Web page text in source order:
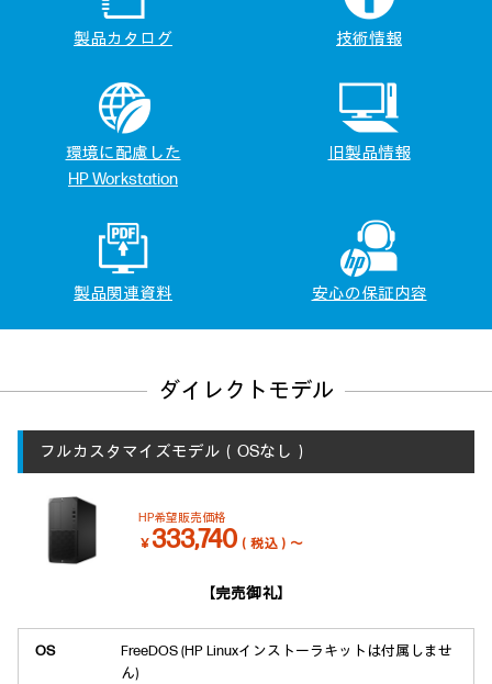
製品カタログ 技術情報
環境に配慮した
HP Workstation
旧製品情報
製品関連資料 安心の保証内容
ダイレクトモデル
フルカスタマイズモデル（OSなし）
HP希望販売価格
￥ 333,740 （税込）～
【完売御礼】
OS
FreeDOS (HP Linuxインストーラキットは付属しませ
ん)